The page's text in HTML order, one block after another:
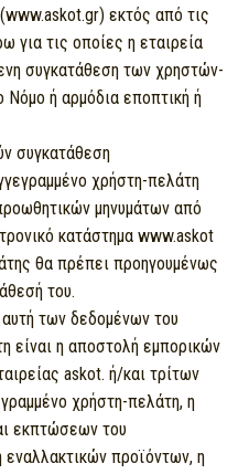
εκτός από τις
για τις οποίες η εταιρεία
συγκατάθεση των χρηστών-
ή αρμόδια εποπτική ή
συγκατάθεση
χρήστη-πελάτη
μηνυμάτων από
κατάστημα www.askot
θα πρέπει προηγουμένως
του.
των δεδομένων του
είναι η αποστολή εμπορικών
askot. ή/και τρίτων
χρήστη-πελάτη, η
εκπτώσεων του
προϊόντων, η